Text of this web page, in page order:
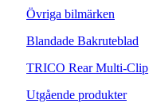
Övriga bilmärken
Blandade Bakruteblad
TRICO Rear Multi-Clip
Utgående produkter